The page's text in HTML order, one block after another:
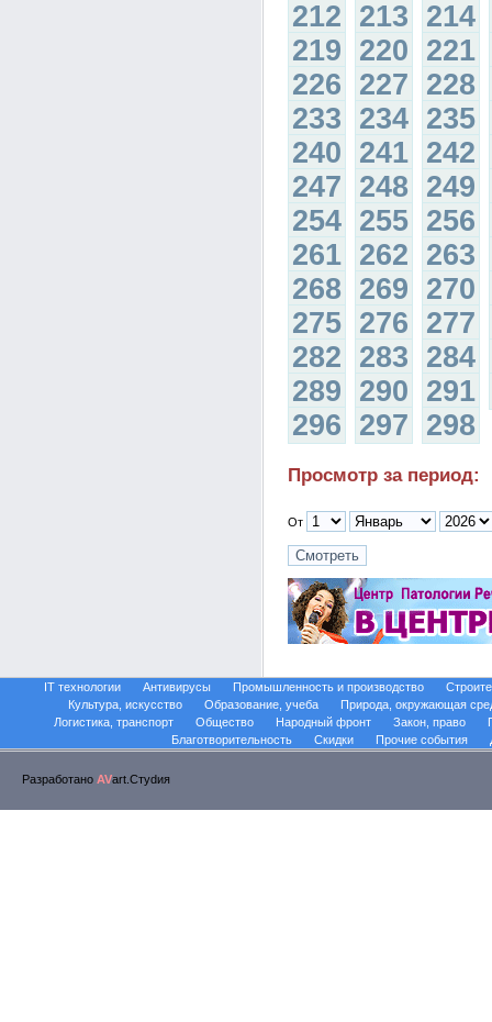
212 213 214
219 220 221
226 227 228
233 234 235
240 241 242
247 248 249
254 255 256
261 262 263
268 269 270
275 276 277
282 283 284
289 290 291
296 297 298
Просмотр за период:
От
IT технологии Антивирусы Промышленность и производство
Культура, искусство
Образование, учеба
Природа, окружающая
Логистика, транспорт
Общество Народный фронт Закон, право
Благотворительность
Скидки Прочие события
Разработано AVart.Стуdия